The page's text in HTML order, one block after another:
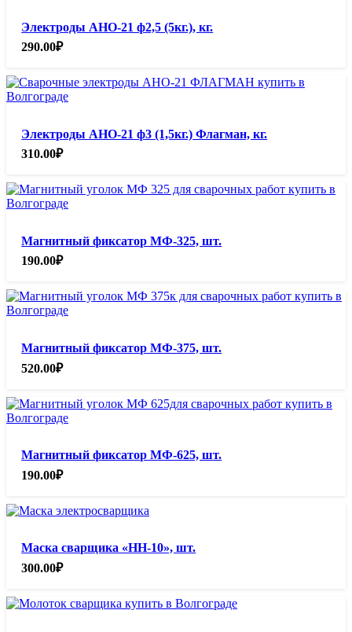
Электроды АНО-21 ф2,5 (5кг.), кг.
290.00₽
Электроды АНО-21 ф3 (1,5кг.) Флагман, кг.
310.00₽
Магнитный фиксатор МФ-325, шт.
190.00₽
Магнитный фиксатор МФ-375, шт.
520.00₽
Магнитный фиксатор МФ-625, шт.
190.00₽
Маска сварщика «НН-10», шт.
300.00₽